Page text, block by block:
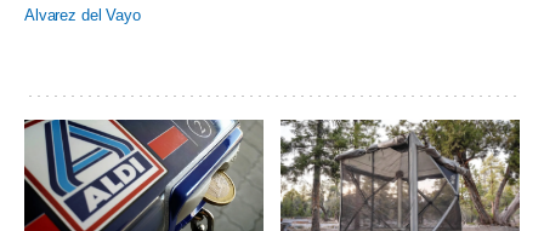
Alvarez del Vayo